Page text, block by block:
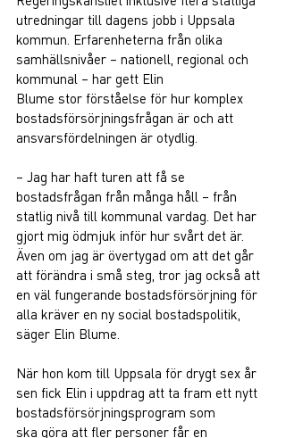
utredningar till dagens jobb i Uppsala
kommun. Erfarenheterna från olika
samhällsnivåer – nationell, regional och
kommunal – har gett Elin
Blume stor förståelse för hur komplex
bostadsförsörjningsfrågan är och att
ansvarsfördelningen är otydlig.
– Jag har haft turen att få se
bostadsfrågan från många håll – från
statlig nivå till kommunal vardag. Det har
gjort mig ödmjuk inför hur svårt det är.
Även om jag är övertygad om att det går
att förändra i små steg, tror jag också att
en väl fungerande bostadsförsörjning för
alla kräver en ny social bostadspolitik,
säger Elin Blume.
När hon kom till Uppsala för drygt sex år
sen fick Elin i uppdrag att ta fram ett nytt
bostadsförsörjningsprogram som
ska göra att fler personer får en